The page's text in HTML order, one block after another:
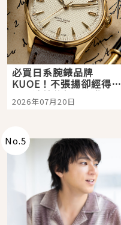
必買日系腕錶品牌
KUOE！不張揚卻經得起
時間洗鍊的經典之作五
選
2026年07月20日
No.5